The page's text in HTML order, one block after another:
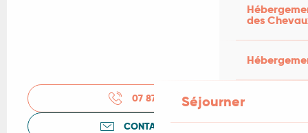
des
Séjourner
07 87 34 77▒▒
CONTACTEZ-NOUS